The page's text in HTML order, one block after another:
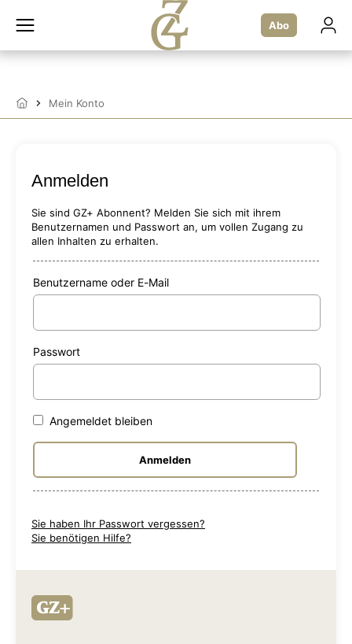
Inhalt
Abo
StartseiteMein Konto
Anmelden
Sie sind GZ+ Abonnent? Melden Sie sich mit ihrem
Benutzernamen und Passwort an, um vollen Zugang zu
allen Inhalten zu erhalten.
Benutzername oder E-Mail
Passwort
Angemeldet bleiben
Sie haben Ihr Passwort vergessen?
Sie benötigen Hilfe?